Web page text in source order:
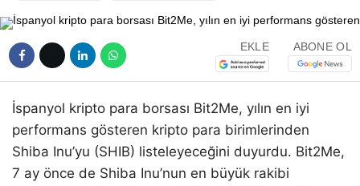
EKLE ABONE OL
İspanyol kripto para borsası Bit2Me, yılın en iyi
performans gösteren kripto para birimlerinden
Shiba Inu’yu (SHIB) listeleyeceğini duyurdu. Bit2Me,
7 ay önce de Shiba Inu’nun en büyük rakibi